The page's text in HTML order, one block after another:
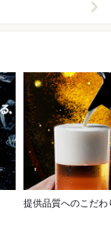
提供品質へのこだわ